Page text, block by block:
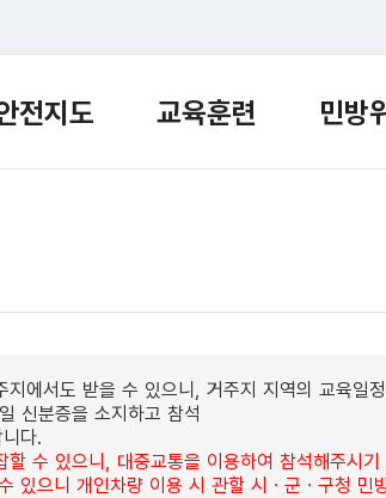
전지도 교육훈련 민방위
에서도 받을 수 있으니, 거주지 지역의 교육일
신분증을 소지하고 참석
다.
수 있으니, 대중교통을 이용하여 참석해주시기
있으니 개인차량 이용 시 관할 시ㆍ군ㆍ구청 민